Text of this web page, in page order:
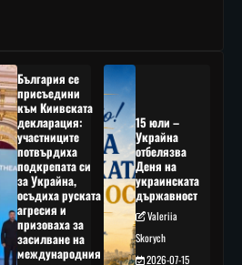
България се
присъедини
към Киивската
декларация:
участниците
потвърдиха
подкрепата си
за Украйна,
осъдиха руската
агресия и
призоваха за
засилване на
международния
15 юли –
Украйна
отбелязва
Деня на
украинската
държавност
Valeriia
Skorych
2026-07-15